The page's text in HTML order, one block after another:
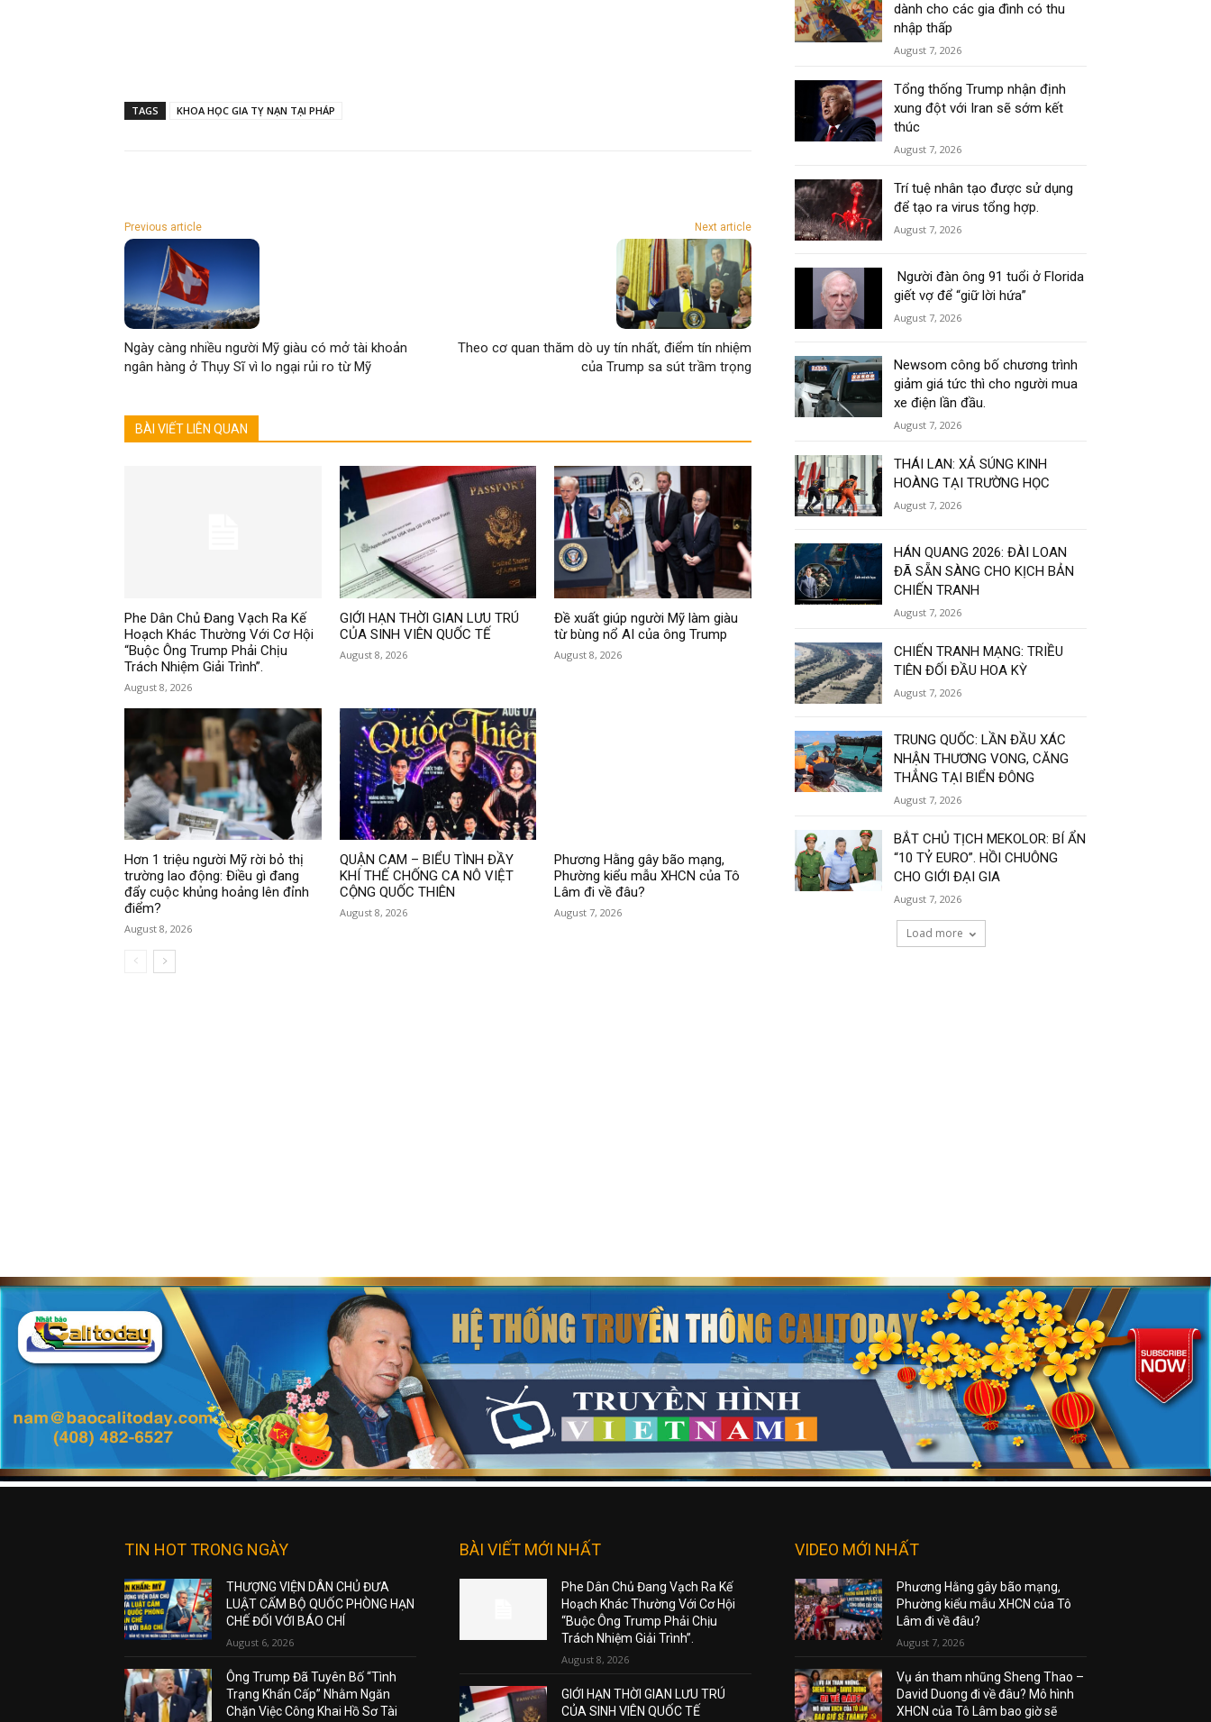
TAGS KHOA HỌC GIA TỴ NẠN TẠI PHÁP
Previous article
Ngày càng nhiều người Mỹ giàu có mở tài khoản
ngân hàng ở Thụy Sĩ vì lo ngại rủi ro từ Mỹ
Next article
Theo cơ quan thăm dò uy tín nhất, điểm tín nhiệm
của Trump sa sút trầm trọng
BÀI VIẾT LIÊN QUAN
Phe Dân Chủ Đang Vạch Ra Kế
Hoạch Khác Thường Với Cơ Hội
“Buộc Ông Trump Phải Chịu
Trách Nhiệm Giải Trình”.
August 8, 2026
GIỚI HẠN THỜI GIAN LƯU TRÚ
CỦA SINH VIÊN QUỐC TẾ
August 8, 2026
Đề xuất giúp người Mỹ làm giàu
từ bùng nổ AI của ông Trump
August 8, 2026
Hơn 1 triệu người Mỹ rời bỏ thị
trường lao động: Điều gì đang
đẩy cuộc khủng hoảng lên đỉnh
điểm?
August 8, 2026
QUẬN CAM – BIỂU TÌNH ĐẦY
KHÍ THẾ CHỐNG CA NÔ VIỆT
CỘNG QUỐC THIÊN
August 8, 2026
Phương Hằng gây bão mạng,
Phường kiểu mẫu XHCN của Tô
Lâm đi về đâu?
August 7, 2026
dành cho các gia đình có thu
nhập thấp
August 7, 2026
Tổng thống Trump nhận định
xung đột với Iran sẽ sớm kết
thúc
August 7, 2026
Trí tuệ nhân tạo được sử dụng
để tạo ra virus tổng hợp.
August 7, 2026
Người đàn ông 91 tuổi ở Florida
giết vợ để “giữ lời hứa”
August 7, 2026
Newsom công bố chương trình
giảm giá tức thì cho người mua
xe điện lần đầu.
August 7, 2026
THÁI LAN: XẢ SÚNG KINH
HOÀNG TẠI TRƯỜNG HỌC
August 7, 2026
HÁN QUANG 2026: ĐÀI LOAN
ĐÃ SẴN SÀNG CHO KỊCH BẢN
CHIẾN TRANH
August 7, 2026
CHIẾN TRANH MẠNG: TRIỀU
TIÊN ĐỐI ĐẦU HOA KỲ
August 7, 2026
TRUNG QUỐC: LẦN ĐẦU XÁC
NHẬN THƯƠNG VONG, CĂNG
THẲNG TẠI BIỂN ĐÔNG
August 7, 2026
BẮT CHỦ TỊCH MEKOLOR: BÍ ẨN
“10 TỶ EURO”. HỒI CHUÔNG
CHO GIỚI ĐẠI GIA
August 7, 2026
Load more
TIN HOT TRONG NGÀY
THƯỢNG VIỆN DÂN CHỦ ĐƯA
LUẬT CẤM BỘ QUỐC PHÒNG HẠN
CHẾ ĐỐI VỚI BÁO CHÍ
August 6, 2026
Ông Trump Đã Tuyên Bố “Tình
Trạng Khẩn Cấp” Nhằm Ngăn
Chặn Việc Công Khai Hồ Sơ Tài
BÀI VIẾT MỚI NHẤT
Phe Dân Chủ Đang Vạch Ra Kế
Hoạch Khác Thường Với Cơ Hội
“Buộc Ông Trump Phải Chịu
Trách Nhiệm Giải Trình”.
August 8, 2026
GIỚI HẠN THỜI GIAN LƯU TRÚ
CỦA SINH VIÊN QUỐC TẾ
VIDEO MỚI NHẤT
Phương Hằng gây bão mạng,
Phường kiểu mẫu XHCN của Tô
Lâm đi về đâu?
August 7, 2026
Vụ án tham nhũng Sheng Thao –
David Duong đi về đâu? Mô hình
XHCN của Tô Lâm bao giờ sẽ